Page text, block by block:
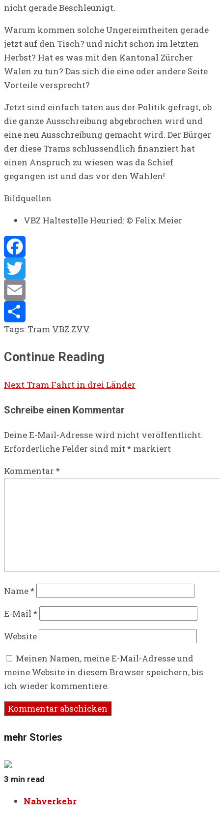
nicht gerade Beschleunigt.
Warum kommen solche Ungereimtheiten gerade
jetzt auf den Tisch? und nicht schon im letzten
Herbst? Hat es was mit den Kantonal Zürcher
Walen zu tun? Das sich die eine oder andere Seite
Vorteile versprecht?
Jetzt sind einfach taten aus der Politik gefragt, ob
die ganze Ausschreibung abgebrochen wird und
eine neu Ausschreibung gemacht wird. Der Bürger
der diese Trams schlussendlich finanziert hat
einen Anspruch zu wiesen was da Schief
gegangen ist und das vor den Wahlen!
Bildquellen
VBZ Haltestelle Heuried: © Felix Meier
Facebook
Twitter
Email
Share
Tags: Tram VBZ ZVV
Continue Reading
Next Tram Fahrt in drei Länder
Schreibe einen Kommentar
Deine E-Mail-Adresse wird nicht veröffentlicht.
Erforderliche Felder sind mit* markiert
Kommentar *
Name*
E-Mail *
Website
Meinen Namen, meine E-Mail-Adresse und
meine Website in diesem Browser speichern, bis
ich wieder kommentiere.
mehr Stories
3 min read
Nahverkehr